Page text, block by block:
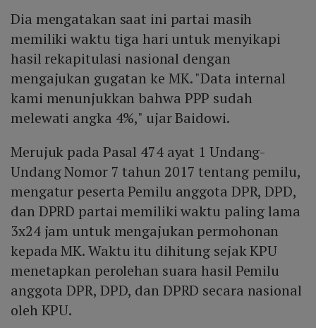
Dia mengatakan saat ini partai masih
memiliki waktu tiga hari untuk menyikapi
hasil rekapitulasi nasional dengan
mengajukan gugatan ke MK. "Data internal
kami menunjukkan bahwa PPP sudah
melewati angka 4%," ujar Baidowi.
Merujuk pada Pasal 474 ayat 1 Undang-
Undang Nomor 7 tahun 2017 tentang pemilu,
mengatur peserta Pemilu anggota DPR, DPD,
dan DPRD partai memiliki waktu paling lama
3x24 jam untuk mengajukan permohonan
kepada MK. Waktu itu dihitung sejak KPU
menetapkan perolehan suara hasil Pemilu
anggota DPR, DPD, dan DPRD secara nasional
oleh KPU.